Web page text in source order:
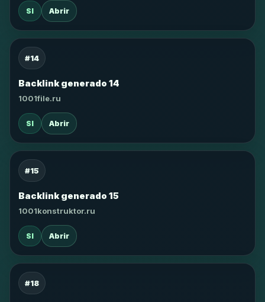
SI Abrir
#14
Backlink generado 14
1001file.ru
SI Abrir
#15
Backlink generado 15
1001konstruktor.ru
SI Abrir
#18